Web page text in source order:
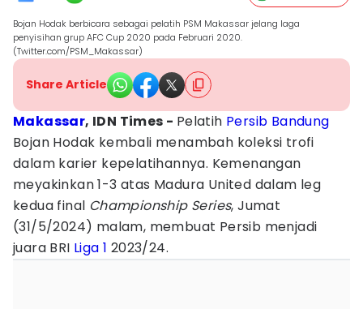
Bojan Hodak berbicara sebagai pelatih PSM Makassar jelang laga
penyisihan grup AFC Cup 2020 pada Februari 2020.
(Twitter.com/PSM_Makassar)
Share Article
Makassar, IDN Times - Pelatih Persib Bandung
Bojan Hodak kembali menambah koleksi trofi
dalam karier kepelatihannya. Kemenangan
meyakinkan 1-3 atas Madura United dalam leg
kedua final Championship Series, Jumat
(31/5/2024) malam, membuat Persib menjadi
juara BRI Liga 1 2023/24.